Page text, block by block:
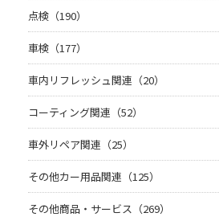
点検（190）
車検（177）
車内リフレッシュ関連（20）
コーティング関連（52）
車外リペア関連（25）
その他カー用品関連（125）
その他商品・サービス（269）